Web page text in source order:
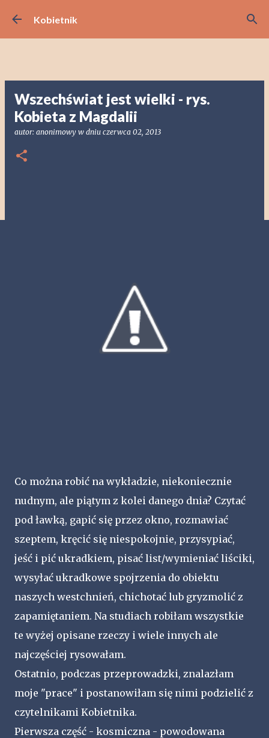
Przejdź do głównej zawartości
Kobietnik
Wszechświat jest wielki - rys.
Kobieta z Magdalii
autor: anonimowy w dniu czerwca 02, 2013
Co można robić na wykładzie, niekoniecznie
nudnym, ale piątym z kolei danego dnia? Czytać
pod ławką, gapić się przez okno, rozmawiać
szeptem, kręcić się niespokojnie, przysypiać,
jeść i pić ukradkiem, pisać list/wymieniać liściki,
wysyłać ukradkowe spojrzenia do obiektu
naszych westchnień, chichotać lub gryzmolić z
zapamiętaniem. Na studiach robiłam wszystkie
te wyżej opisane rzeczy i wiele innych ale
najczęściej rysowałam.
Ostatnio, podczas przeprowadzki, znalazłam
moje "prace" i postanowiłam się nimi podzielić z
czytelnikami Kobietnika.
Pierwsza część - kosmiczna - powodowana